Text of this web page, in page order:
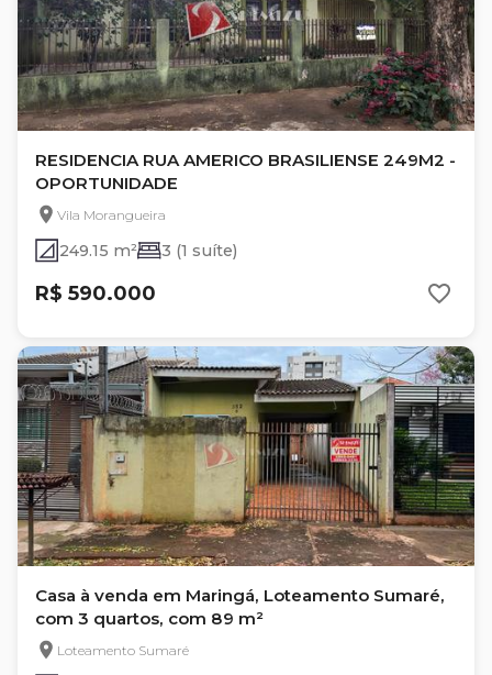
RESIDENCIA RUA AMERICO BRASILIENSE 249M2 -
OPORTUNIDADE
Vila Morangueira
249.15 m² 3 (1 suíte)
R$ 590.000
Casa à venda em Maringá, Loteamento Sumaré,
com 3 quartos, com 89 m²
Loteamento Sumaré